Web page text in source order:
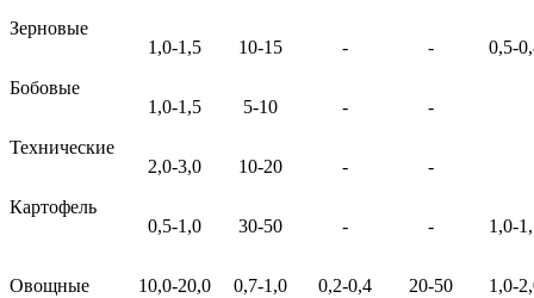
Зерновые
1,0-1,5
10-15 - -
0,5-
Бобовые
1,0-1,5
5-10 -
-
Технические
2,0-3,0
10-20 -
-
Картофель
0,5-1,0
30-50 - - 1,0-
Овощные
10,0-20,0
0,7-1,0
0,2-0,4 20-50 1,0-